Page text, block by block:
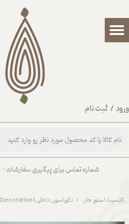
/ ثبت نام
حساب کاربری من
تغییر گذر واژه
شماره تماس برای پیگیری سفارشات : 09357675776
کانسپت استور جان دکوراسون داخلی | Interior Decoration